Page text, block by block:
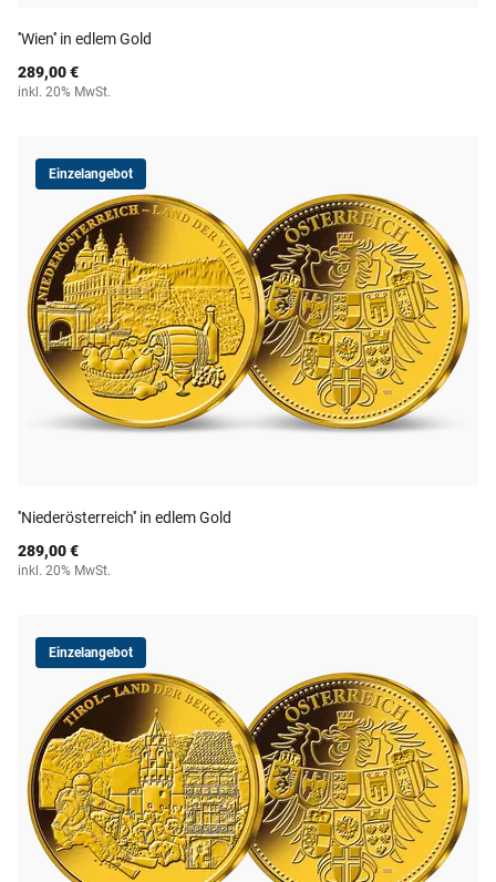
''Wien'' in edlem Gold
289,00 €
inkl. 20% MwSt.
Einzelangebot
''Niederösterreich'' in edlem Gold
289,00 €
inkl. 20% MwSt.
Einzelangebot